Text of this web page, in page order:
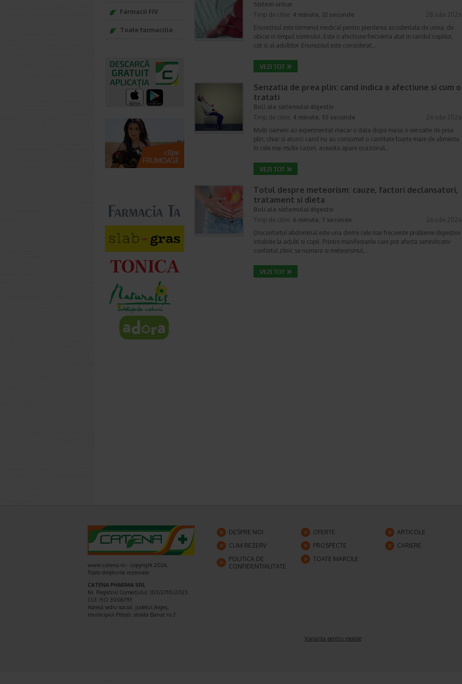
Sistem urinar
Timp de citire: 4 minute, 32 secunde
28 iulie 2026
Enurezisul este termenul medical pentru pierderea accidentala de urina, de
obicei in timpul somnului. Este o afectiune frecventa atat in randul copiilor,
cat si al adultilor. Enurezisul este considerat…
Senzatia de prea plin: cand indica o afectiune si cum o
tratati
Boli ale sistemului digestiv
Timp de citire: 4 minute, 55 secunde
26 iulie 2026
Multi oameni au experimentat macar o data dupa masa o senzatie de prea
plin, chiar si atunci cand nu au consumat o cantitate foarte mare de alimente.
In cele mai multe cazuri, aceasta apare ocazional…
Totul despre meteorism: cauze, factori declansatori,
tratament si dieta
Boli ale sistemului digestiv
Timp de citire: 6 minute, 7 secunde
26 iulie 2026
Disconfortul abdominal este una dintre cele mai frecvente probleme digestive
intalnite la adulti si copii. Printre manifestarile care pot afecta semnificativ
confortul zilnic se numara si meteorismul,…
Farmacii FIV
Toate farmaciile
www.catena.ro - copyright 2026,
Toate drepturile rezervate
CATENA PHARMA SRL
Nr. Registrul Comerţului: J03/2710/2023
CUI: RO 3008793
Adresă sediu social: judetul Argeş,
municipiul Piteşti, strada Banat nr.2
DESPRE NOI OFERTE
ARTICOLE
CUM REZERV
PROSPECTE
CARIERE
POLITICA DE
CONFIDENTIALITATE
TOATE MARCILE
Varianta pentru mobile